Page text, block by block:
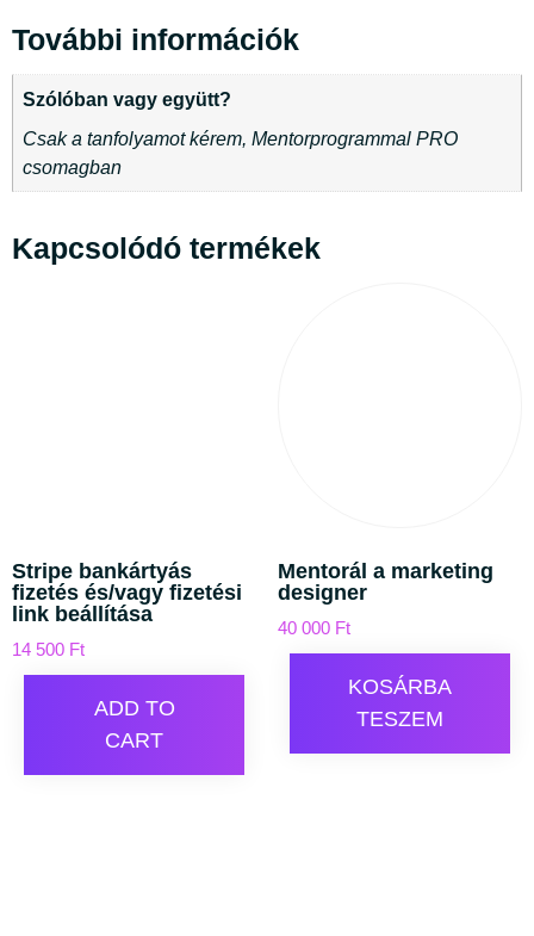
További információk
Szólóban vagy együtt?
Csak a tanfolyamot kérem, Mentorprogrammal PRO
csomagban
Kapcsolódó termékek
Stripe bankártyás
fizetés és/vagy fizetési
link beállítása
14 500 Ft
ADD TO
CART
Mentorál a marketing
designer
40 000 Ft
KOSÁRBA
TESZEM